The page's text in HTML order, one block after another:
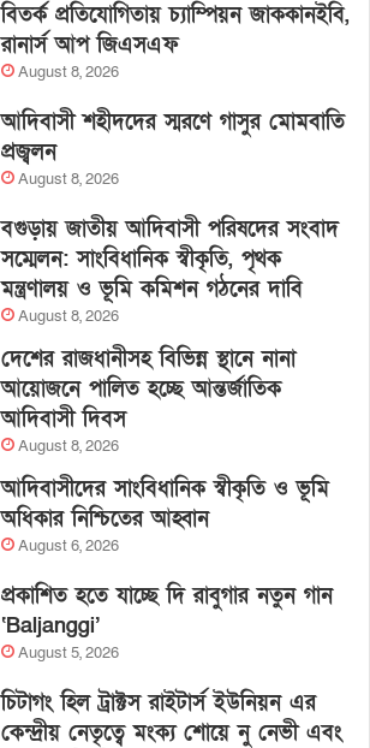
বিতর্ক প্রতিযোগিতায় চ্যাম্পিয়ন জাককানইবি,
রানার্স আপ জিএসএফ
August 8, 2026
আদিবাসী শহীদদের স্মরণে গাসুর মোমবাতি
প্রজ্বলন
August 8, 2026
বগুড়ায় জাতীয় আদিবাসী পরিষদের সংবাদ
সম্মেলন: সাংবিধানিক স্বীকৃতি, পৃথক
মন্ত্রণালয় ও ভূমি কমিশন গঠনের দাবি
August 8, 2026
দেশের রাজধানীসহ বিভিন্ন স্থানে নানা
আয়োজনে পালিত হচ্ছে আন্তর্জাতিক
আদিবাসী দিবস
August 8, 2026
আদিবাসীদের সাংবিধানিক স্বীকৃতি ও ভূমি
অধিকার নিশ্চিতের আহ্বান
August 6, 2026
প্রকাশিত হতে যাচ্ছে দি রাবুগার নতুন গান
‘Baljanggi’
August 5, 2026
চিটাগং হিল ট্রাক্টস রাইটার্স ইউনিয়ন এর
কেন্দ্রীয় নেতৃত্বে মংক্য শোয়ে নু নেভী এবং